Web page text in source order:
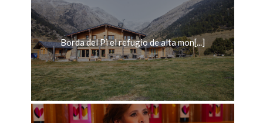
Borda del Pi el refugio de alta mon[...]